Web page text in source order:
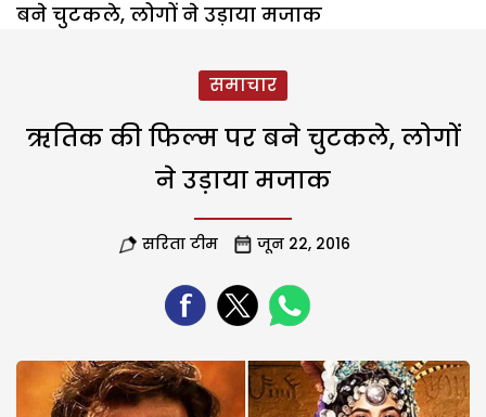
बने चुटकले, लोगों ने उड़ाया मजाक
समाचार
ऋतिक की फिल्म पर बने चुटकले, लोगों
ने उड़ाया मजाक
सरिता टीम जून 22, 2016